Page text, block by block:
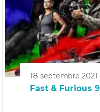
18 septembre 2021
Fast & Furious 9